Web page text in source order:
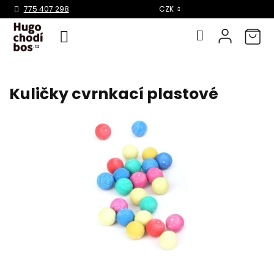
obsah
775 407 298 CZK
Kuličky cvrnkací plastové